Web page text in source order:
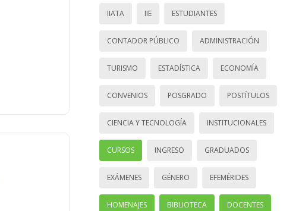
IIATA IIE ESTUDIANTES
CONTADOR PÚBLICO ADMINISTRACIÓN
TURISMO ESTADÍSTICA ECONOMÍA
CONVENIOS POSGRADO POSTÍTULOS
CIENCIA Y TECNOLOGÍA INSTITUCIONALES
CURSOS INGRESO GRADUADOS
EXÁMENES GÉNERO EFEMÉRIDES
HOMENAJES BIBLIOTECA DOCENTES